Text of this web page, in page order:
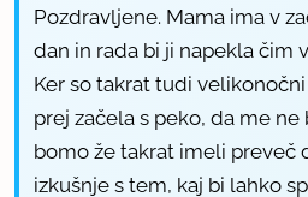
Pozdravljene. Mama ima v
dan in rada bi ji napekla čim
Ker so takrat tudi
prej začela s peko, da me ne
bomo že takrat imeli preveč
izkušnje s tem, kaj bi lahko